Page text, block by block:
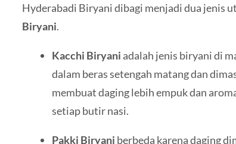
Hyderabadi Biryani dibagi menjadi dua jenis
Biryani.
Kacchi Biryani adalah jenis biryani di
dalam beras setengah matang dan
membuat daging lebih empuk dan
setiap butir nasi.
Pakki Biryani berbeda karena daging